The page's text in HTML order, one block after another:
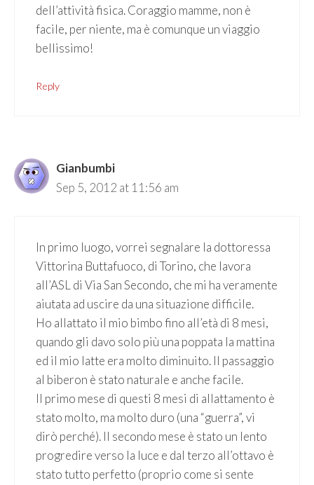
dell’attività fisica. Coraggio mamme, non è
facile, per niente, ma è comunque un viaggio
bellissimo!
Reply
Gianbumbi
Sep 5, 2012 at 11:56 am
In primo luogo, vorrei segnalare la dottoressa
Vittorina Buttafuoco, di Torino, che lavora
all’ASL di Via San Secondo, che mi ha veramente
aiutata ad uscire da una situazione difficile.
Ho allattato il mio bimbo fino all’età di 8 mesi,
quando gli davo solo più una poppata la mattina
ed il mio latte era molto diminuito. Il passaggio
al biberon è stato naturale e anche facile.
Il primo mese di questi 8 mesi di allattamento è
stato molto, ma molto duro (una “guerra”, vi
dirò perché). Il secondo mese è stato un lento
progredire verso la luce e dal terzo all’ottavo è
stato tutto perfetto (proprio come si sente